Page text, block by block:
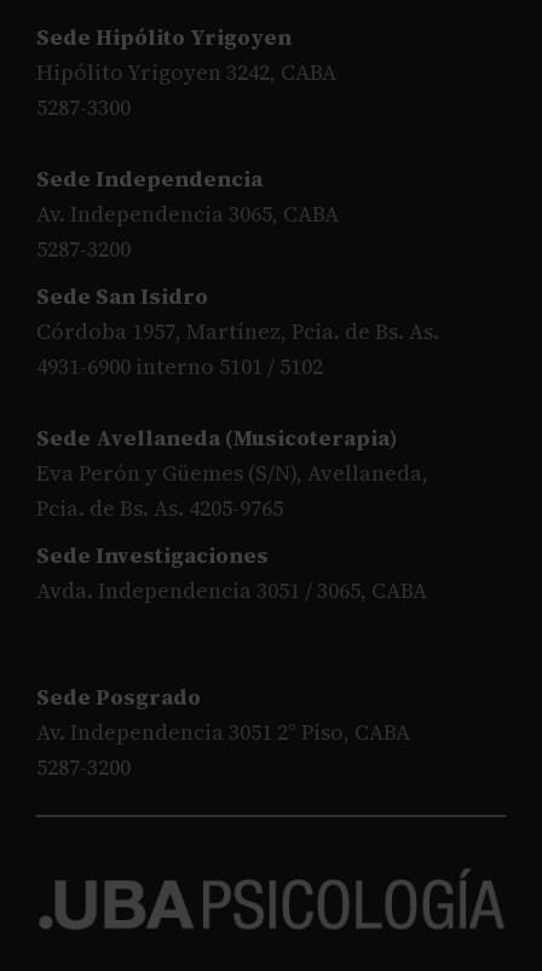
Sede Hipólito Yrigoyen
Hipólito Yrigoyen 3242, CABA
5287-3300
Sede Independencia
Av. Independencia 3065, CABA
5287-3200
Sede San Isidro
Córdoba 1957, Martínez, Pcia. de Bs. As.
4931-6900 interno 5101 / 5102
Sede Avellaneda (Musicoterapia)
Eva Perón y Güemes (S/N), Avellaneda,
Pcia. de Bs. As. 4205-9765
Sede Investigaciones
Avda. Independencia 3051 / 3065, CABA
Sede Posgrado
Av. Independencia 3051 2° Piso, CABA
5287-3200